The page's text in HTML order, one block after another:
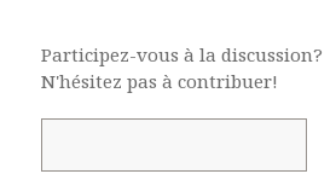
Participez-vous à la discussion?
N'hésitez pas à contribuer!